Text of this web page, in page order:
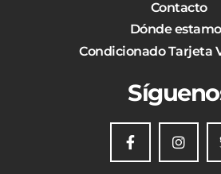
Contacto
Dónde
Condicionado Tarjeta